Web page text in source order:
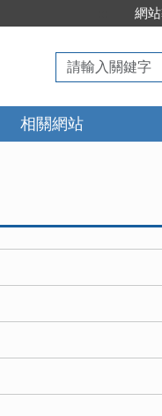
網
請
輸
入
關
鍵
相關網站